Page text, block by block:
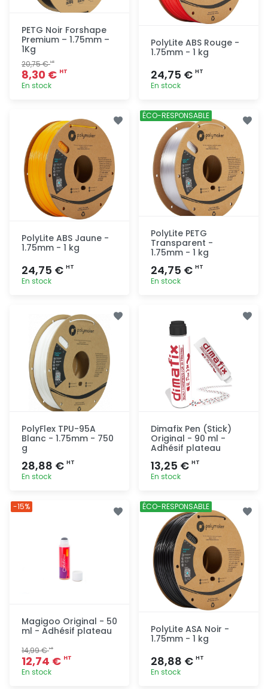
PETG Noir Forshape
Premium – 1.75mm –
1Kg
20,75 €HT
8,30 € HT
En stock
rapide
PolyLite ABS Rouge -
1.75mm - 1 kg
24,75 € HT
En stock
Ajout
rapide
PolyLite ABS Jaune -
1.75mm - 1 kg
24,75 € HT
En stock
rapide
PolyLite PETG
Transparent -
1.75mm - 1 kg
24,75 € HT
En stock
ÉCO-RESPONSABLE
PolyFlex TPU-95A
Blanc - 1.75mm - 750
g
28,88 € HT
En stock
Dimafix Pen (Stick)
Original - 90 ml -
Adhésif plateau
13,25 € HT
En stock
Ajout
rapide
Magigoo Original - 50
ml - Adhésif plateau
14,99 €HT
12,74 € HT
En stock
-15%
PolyLite ASA Noir -
1.75mm - 1 kg
28,88 € HT
En stock
ÉCO-RESPONSABLE